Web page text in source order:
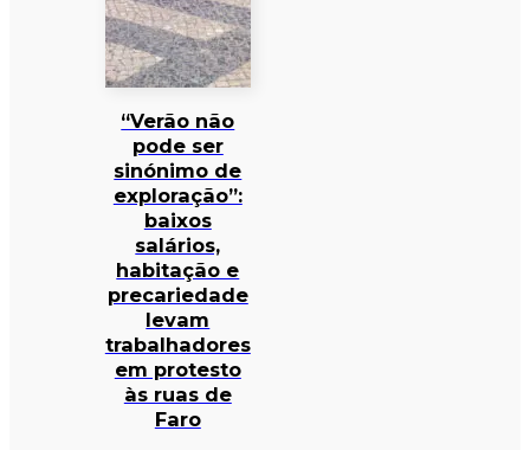
“Verão não
pode ser
sinónimo de
exploração”:
baixos
salários,
habitação e
precariedade
levam
trabalhadores
em protesto
às ruas de
Faro